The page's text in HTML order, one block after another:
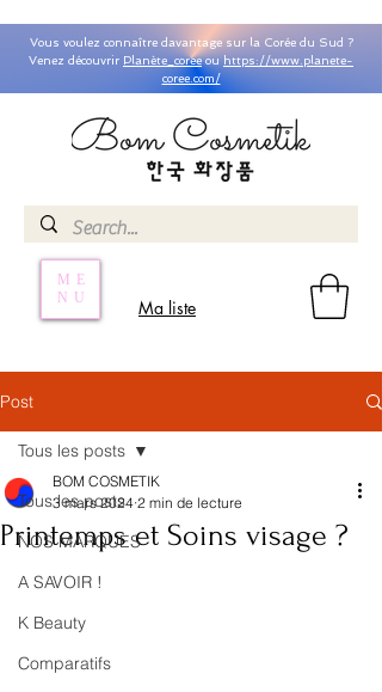
ME
NU
Ma liste
Vous voulez connaître davantage sur la Corée du Sud ?
Venez découvrir Planète_coreeouhttps://www.planete-
coree.com/
Post
Tous les posts
NOS MARQUES
A SAVOIR !
K Beauty
Comparatifs
Tous les posts
Printemps et Soins visage ?
BOM COSMETIK
3 mars 2024 2 min de lecture